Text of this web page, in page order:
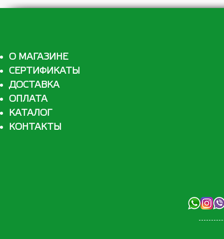
О МАГАЗИНЕ
СЕРТИФИКАТЫ
ДОСТАВКА
ОПЛАТА
КАТАЛОГ
КОНТАКТЫ